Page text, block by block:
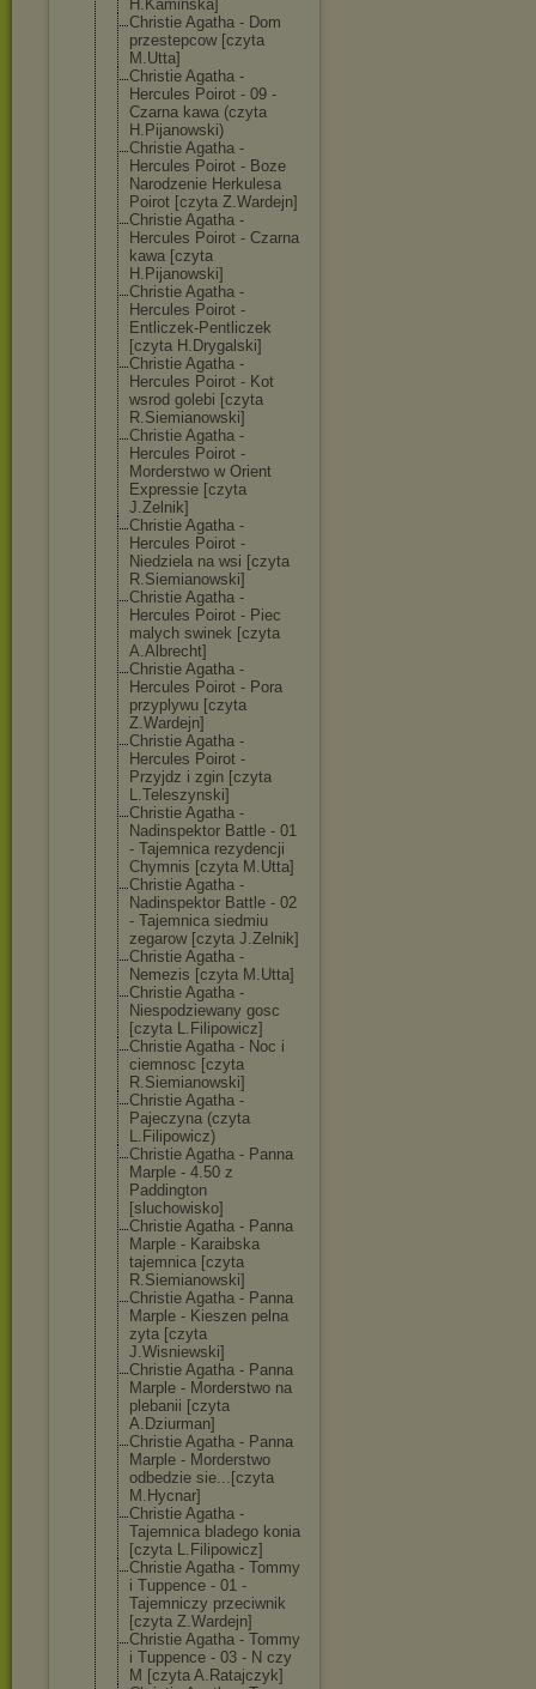
H.Kaminska]
Christie Agatha - Dom
przestepcow [czyta
M.Utta]
Christie Agatha -
Hercules Poirot - 09 -
Czarna kawa (czyta
H.Pijanowski)
Christie Agatha -
Hercules Poirot - Boze
Narodzenie Herkulesa
Poirot [czyta Z.Wardejn]
Christie Agatha -
Hercules Poirot - Czarna
kawa [czyta
H.Pijanowski]
Christie Agatha -
Hercules Poirot -
Entliczek-Pent liczek
[czyta H.Drygalski]
Christie Agatha -
Hercules Poirot - Kot
wsrod golebi [czyta
R.Siemianowski]
Christie Agatha -
Hercules Poirot -
Morderstwo w Orient
Expressie [czyta
J.Zelnik]
Christie Agatha -
Hercules Poirot -
Niedziela na wsi [czyta
R.Siemianowski]
Christie Agatha -
Hercules Poirot - Piec
malych swinek [czyta
A.Albrecht]
Christie Agatha -
Hercules Poirot - Pora
przyplywu [czyta
Z.Wardejn]
Christie Agatha -
Hercules Poirot -
Przyjdz i zgin [czyta
L.Teleszynski]
Christie Agatha -
Nadinspektor Battle - 01
- Tajemnica rezydencji
Chymnis [czyta M.Utta]
Christie Agatha -
Nadinspektor Battle - 02
- Tajemnica siedmiu
zegarow [czyta J.Zelnik]
Christie Agatha -
Nemezis [czyta M.Utta]
Christie Agatha -
Niespodziewany gosc
[czyta L.Filipowicz]
Christie Agatha - Noc i
ciemnosc [czyta
R.Siemianowski]
Christie Agatha -
Pajeczyna (czyta
L.Filipowicz)
Christie Agatha - Panna
Marple - 4.50 z
Paddington
[sluchowisko]
Christie Agatha - Panna
Marple - Karaibska
tajemnica [czyta
R.Siemianowski]
Christie Agatha - Panna
Marple - Kieszen pelna
zyta [czyta
J.Wisniewski]
Christie Agatha - Panna
Marple - Morderstwo na
plebanii [czyta
A.Dziurman]
Christie Agatha - Panna
Marple - Morderstwo
odbedzie sie...[czyta
M.Hycnar]
Christie Agatha -
Tajemnica bladego konia
[czyta L.Filipowicz]
Christie Agatha - Tommy
i Tuppence - 01 -
Tajemniczy przeciwnik
[czyta Z.Wardejn]
Christie Agatha - Tommy
i Tuppence - 03 - N czy
M [czyta A.Ratajczyk]